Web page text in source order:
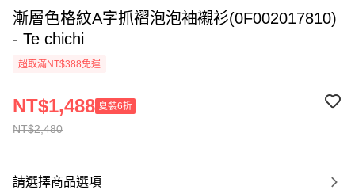
漸層色格紋A字抓褶泡泡袖襯衫(0F002017810)
- Te chichi
超取滿NT$388免運
NT$2,480
NT$1,488 夏裝6折
請選擇商品選項